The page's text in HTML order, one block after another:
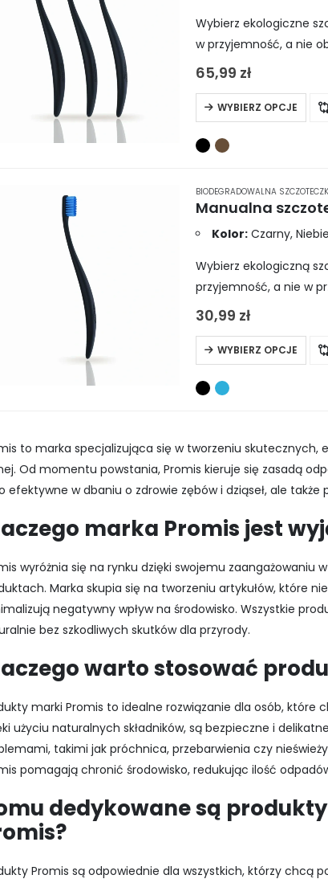
Wybierz ekologiczne
w przyjemność, a nie
włókien, co znacząco
65,99 zł
WYBIERZ OPCJE
Ten
produkt
ma
wariantów.
Opcje
można
na
stronie
produktu
BIODEGRADOWALNA
Manualna
Kolor: Czarny,
Wybierz ekologiczną
przyjemność, a nie w
włókien, zapewnia ona
30,99 zł
WYBIERZ OPCJE
Ten
produkt
ma
Opcje
można
wybrać
stronie
to marka specjalizująca się w tworzeniu
Od momentu powstania, Promis kieruje się zasadą
efektywne w dbaniu o zdrowie zębów i dziąseł, ale także
marka Promis jest
wyróżnia się na rynku dzięki swojemu zaangażowaniu
Marka skupia się na tworzeniu artykułów, które
negatywny wpływ na środowisko. Wszystkie
bez szkodliwych skutków dla przyrody.
warto stosować
marki Promis to idealne rozwiązanie dla osób,
użyciu naturalnych składników, są bezpieczne i
takimi jak próchnica, przebarwienia czy
pomagają chronić środowisko, redukując ilość
dedykowane są
Promis są odpowiednie dla wszystkich, którzy chcą